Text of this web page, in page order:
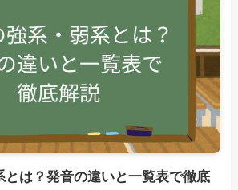
とは？発音の違いと一覧表で徹底